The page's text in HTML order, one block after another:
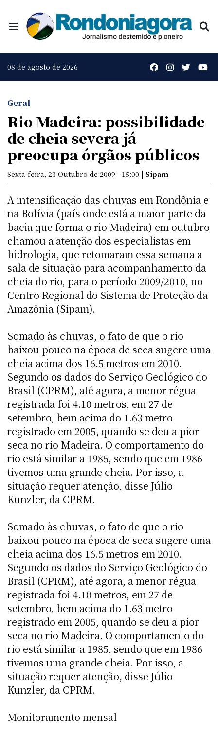
08 de agosto de 2026
Geral
Rio Madeira: possibilidade
de cheia severa já
preocupa órgãos públicos
Sexta-feira, 23 Outubro de 2009 - 15:00 | Sipam
A intensificação das chuvas em Rondônia e
na Bolívia (país onde está a maior parte da
bacia que forma o rio Madeira) em outubro
chamou a atenção dos especialistas em
hidrologia, que retomaram essa semana a
sala de situação para acompanhamento da
cheia do rio, para o período 2009/2010, no
Centro Regional do Sistema de Proteção da
Amazônia (Sipam).
Somado às chuvas, o fato de que o rio
baixou pouco na época de seca sugere uma
cheia acima dos 16.5 metros em 2010.
Segundo os dados do Serviço Geológico do
Brasil (CPRM), até agora, a menor régua
registrada foi 4.10 metros, em 27 de
setembro, bem acima do 1.63 metro
registrado em 2005, quando se deu a pior
seca no rio Madeira. O comportamento do
rio está similar a 1985, sendo que em 1986
tivemos uma grande cheia. Por isso, a
situação requer atenção, disse Júlio
Kunzler, da CPRM.
Somado às chuvas, o fato de que o rio
baixou pouco na época de seca sugere uma
cheia acima dos 16.5 metros em 2010.
Segundo os dados do Serviço Geológico do
Brasil (CPRM), até agora, a menor régua
registrada foi 4.10 metros, em 27 de
setembro, bem acima do 1.63 metro
registrado em 2005, quando se deu a pior
seca no rio Madeira. O comportamento do
rio está similar a 1985, sendo que em 1986
tivemos uma grande cheia. Por isso, a
situação requer atenção, disse Júlio
Kunzler, da CPRM.
Monitoramento mensal